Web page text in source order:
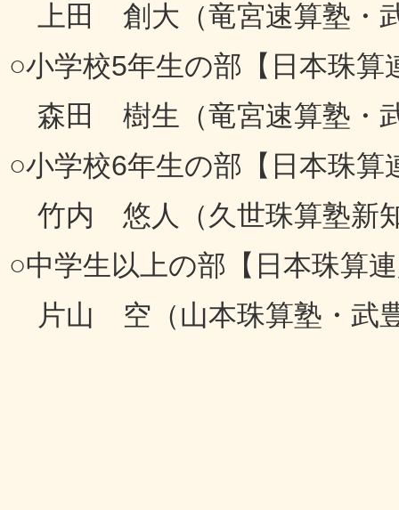
上田 創大（竜宮速算塾・
○小学校5年生の部【日本珠算
森田 樹生（竜宮速算塾・
○小学校6年生の部【日本珠算
竹内 悠人（久世珠算塾新
○中学生以上の部【日本珠算
片山 空（山本珠算塾・武